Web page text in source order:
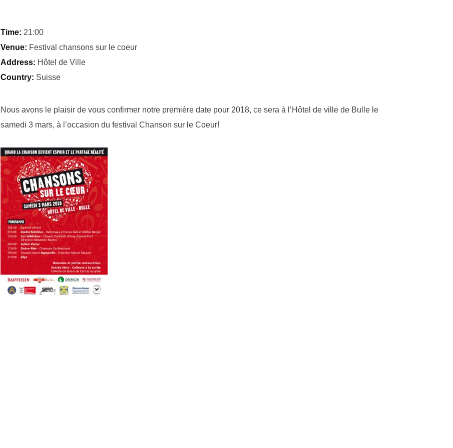
Time: 21:00
Venue: Festival chansons sur le coeur
Address: Hôtel de Ville
Country: Suisse
Nous avons le plaisir de vous confirmer notre première date pour 2018, ce sera à l’Hôtel de ville de Bulle le
samedi 3 mars, à l’occasion du festival Chanson sur le Coeur!